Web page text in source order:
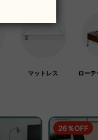
マットレス ロー
26％OFF